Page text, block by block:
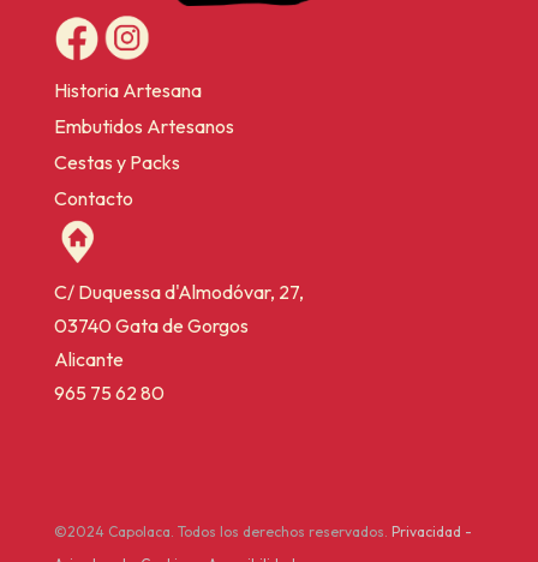
Historia Artesana
Embutidos Artesanos
Cestas y Packs
Contacto
C/ Duquessa d'Almodóvar, 27,
03740 Gata de Gorgos
Alicante
965 75 62 80
©2024 Capolaca. Todos los derechos reservados. Privacidad -